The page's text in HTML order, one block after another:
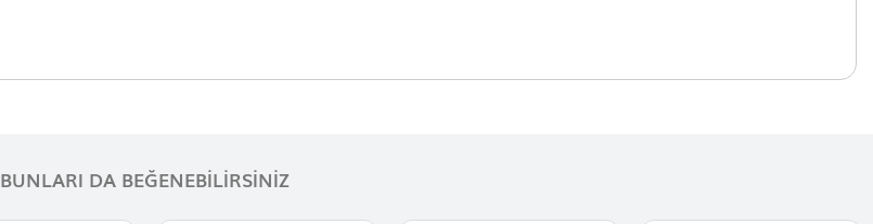
BUNLARI DA BEĞENEBILIRSINIZ